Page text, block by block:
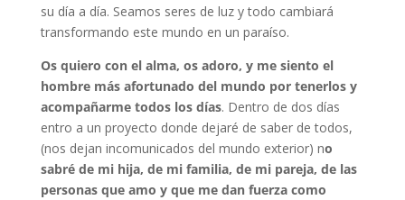
su día a día. Seamos seres de luz y todo cambiará
transformando este mundo en un paraíso.
Os quiero con el alma, os adoro, y me siento el
hombre más afortunado del mundo por tenerlos y
acompañarme todos los días. Dentro de dos días
entro a un proyecto donde dejaré de saber de todos,
(nos dejan incomunicados del mundo exterior) no
sabré de mi hija, de mi familia, de mi pareja, de las
personas que amo y que me dan fuerza como